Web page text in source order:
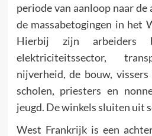
periode van aanloop naar de
de massabetogingen in het
Hierbij zijn arbeiders
elektriciteitssector,
nijverheid, de bouw,
scholen, priesters en
jeugd. De winkels sluiten uit
West Frankrijk is een